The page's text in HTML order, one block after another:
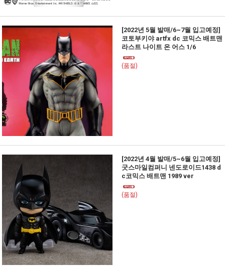
[2022년 5월 발매/6~7월 입고예정]
코토부키야 artfx dc 코믹스 배트맨
라스트 나이트 온 어스 1/6
(품절)
[2022년 4월 발매/5~6월 입고예정]
굿스마일컴퍼니 넨도로이드1438 d
c코믹스 배트맨 1989 ver
(품절)